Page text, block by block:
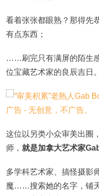
看着张张都眼熟？那得先
有点东西；
……刷完只有满屏的陌生
位宝藏艺术家的良辰吉日。
这位以另类小众审美出圈
师， 就是加拿大艺术家
多学科艺术家、搞怪摄影
魔……搜索她的名字，铺